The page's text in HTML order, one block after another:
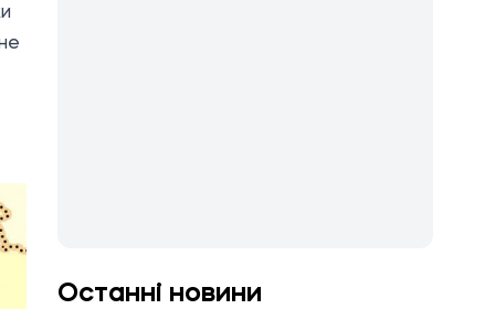
Останні новини